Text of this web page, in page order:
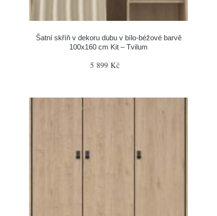
Šatní skříň v dekoru dubu v bílo-béžové barvě
100x160 cm Kit – Tvilum
5 899 Kč